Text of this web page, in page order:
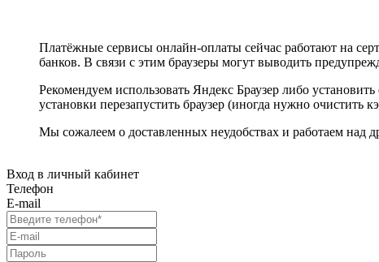
Платёжные сервисы онлайн-оплаты сейчас работают на
банков. В связи с этим браузеры могут выводить
Рекомендуем использовать Яндекс Браузер либо
установки перезапустить браузер (иногда нужно очистить
Мы сожалеем о доставленных неудобствах и работаем над
Вход в личный кабинет
Телефон
E-mail